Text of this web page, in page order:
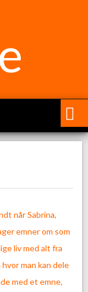
når Sabrina,
emner om som
liv med alt fra
man kan dele
med et emne,